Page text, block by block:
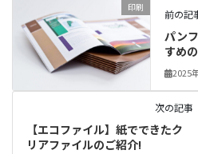
印刷
前の記
パン
すめ
2025
次の記事
【エコファイル】紙でできたク
リアファイルのご紹介!